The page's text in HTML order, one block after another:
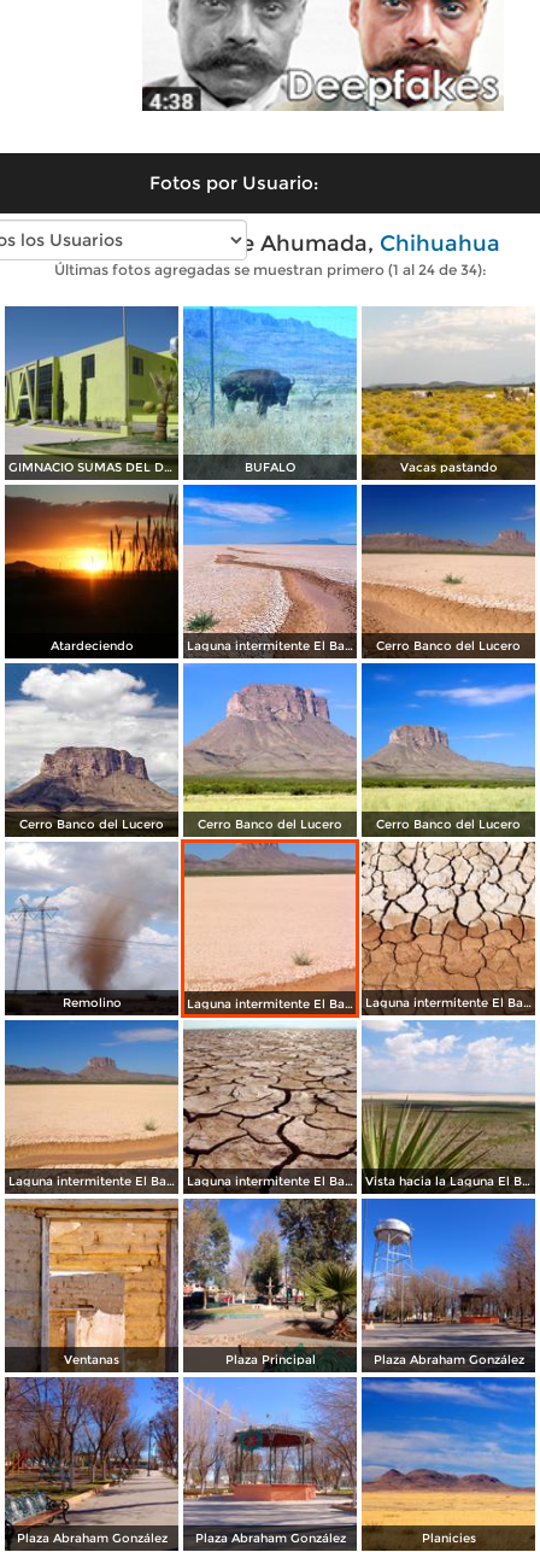
Fotos por Usuario:
Fotos modernas de Ahumada, Chihuahua
Últimas fotos agregadas se muestran primero (1 al 24 de 34):
GIMNACIO SUMAS DEL DESIERTO CD. AHUMADA CHIHUAHA. MEX. BUFALO Vacas pastando
Atardeciendo Laguna intermitente El Barreal Cerro Banco del Lucero
Cerro Banco del Lucero Cerro Banco del Lucero Cerro Banco del Lucero
Remolino Laguna intermitente El Barreal Laguna intermitente El Barreal
Laguna intermitente El Barreal Laguna intermitente El Barreal Vista hacia la Laguna El Barreal
Ventanas Plaza Principal Plaza Abraham González
Plaza Abraham González Plaza Abraham González Planicies